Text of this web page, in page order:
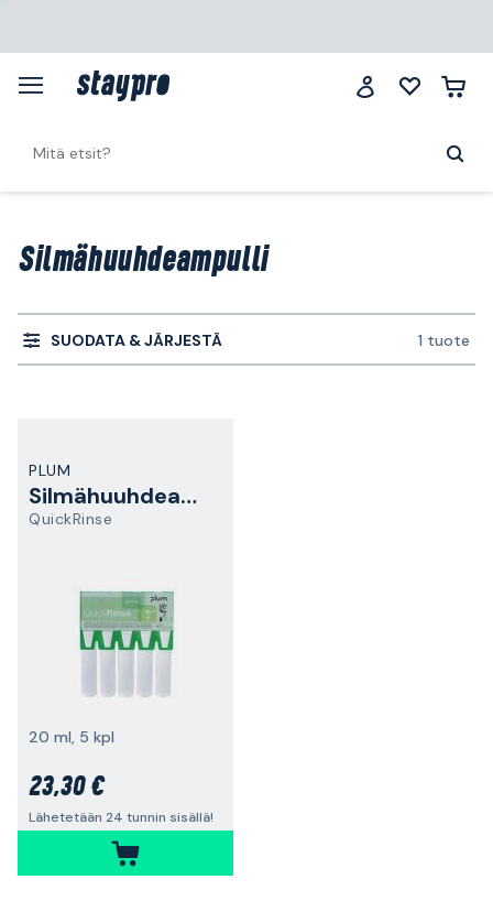
Silmähuuhdeampulli
SUODATA & JÄRJESTÄ 1 tuote
PLUM
Silmähuuhdeampulli
QuickRinse
20 ml, 5 kpl
23,30 €
Lähetetään 24 tunnin sisällä!